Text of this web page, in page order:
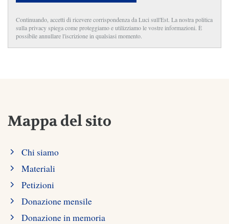
Continuando, accetti di ricevere corrispondenza da Luci sull'Est. La nostra politica
sulla privacy spiega come proteggiamo e utilizziamo le vostre informazioni. È
possibile annullare l'iscrizione in qualsiasi momento.
Mappa del sito
Chi siamo
Materiali
Petizioni
Donazione mensile
Donazione in memoria